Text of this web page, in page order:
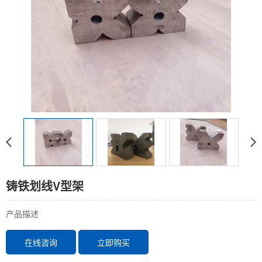
铸铁划线V型架
产品描述
在线咨询 立即购买